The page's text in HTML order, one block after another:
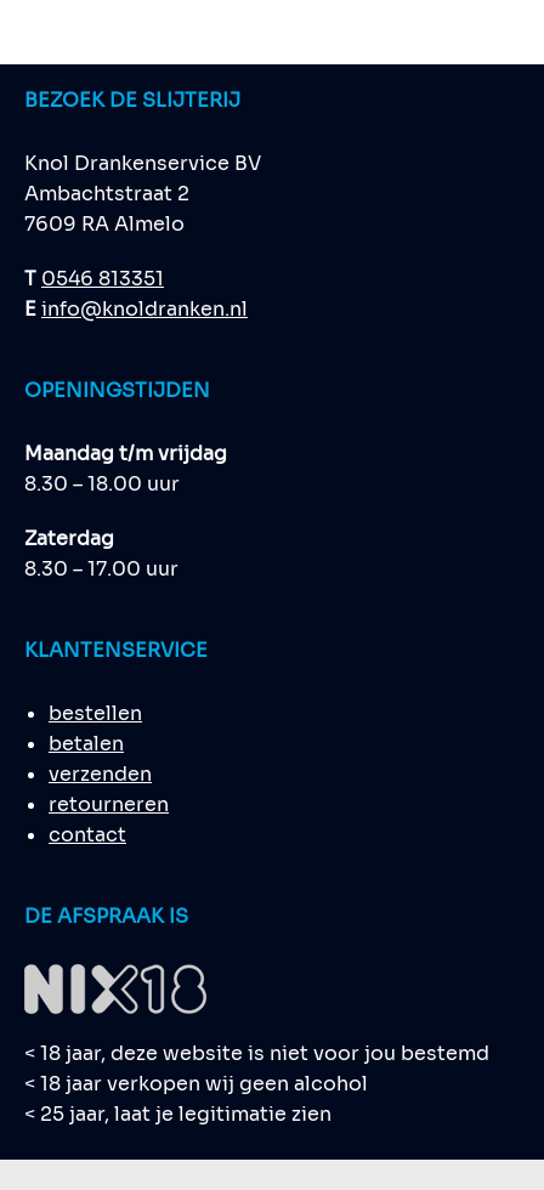
BEZOEK DE SLIJTERIJ
Knol Drankenservice BV
Ambachtstraat 2
7609 RA Almelo
T 0546 813351
Einfo@knoldranken.nl
OPENINGSTIJDEN
Maandag t/m vrijdag
8.30 – 18.00 uur
Zaterdag
8.30 – 17.00 uur
KLANTENSERVICE
bestellen
betalen
verzenden
retourneren
contact
DE AFSPRAAK IS
< 18 jaar, deze website is niet voor jou bestemd
< 18 jaar verkopen wij geen alcohol
< 25 jaar, laat je legitimatie zien